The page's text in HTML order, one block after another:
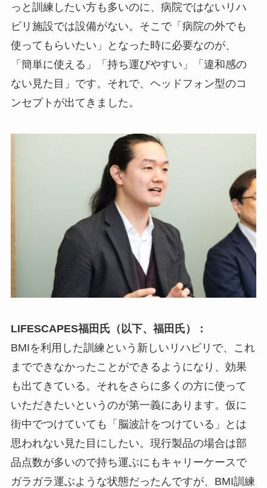
っと訓練したい方も多いのに、病院ではないリハ
ビリ施設では設備がない。そこで「病院の外でも
使ってもらいたい」となった時に必要なのが、
「簡単に使える」「持ち運びやすい」「違和感の
ない見た目」です。それで、ヘッドフォン型のコ
ンセプトが出てきました。
LIFESCAPES福田氏（以下、福田氏）：
BMIを利用した訓練という新しいリハビリで、これ
までできなかったことができるようになり、効果
も出てきている。それをさらに多くの方に使って
いただきたいというのが第一義にあります。仮に
街中でつけていても「脳波計をつけている」とは
思われない見た目にしたい。現行製品の場合は部
品点数が多いので持ち運ぶにもキャリーケースで
ガラガラ運ぶような状態だったんですが、BMI訓練